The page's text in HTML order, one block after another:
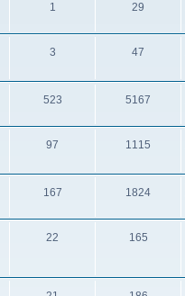
1 29
3 47
523 5167
97 1115
167 1824
22 165